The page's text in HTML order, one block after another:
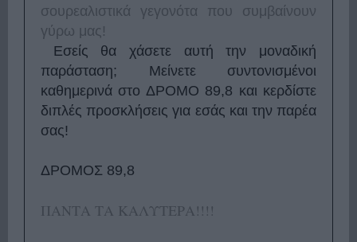
σουρεαλιστικά γεγονότα που συμβαίνουν
γύρω μας!
Εσείς θα χάσετε αυτή την μοναδική
παράσταση; Μείνετε συντονισμένοι
καθημερινά στο ΔΡΟΜΟ 89,8 και κερδίστε
διπλές προσκλήσεις για εσάς και την παρέα
σας!
ΔΡΟΜΟΣ 89,8
ΠΑΝΤΑ ΤΑ ΚΑΛΥΤΕΡΑ!!!!